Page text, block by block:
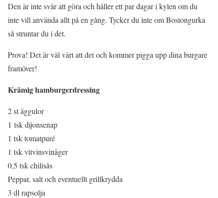
Den är inte svår att göra och håller ett par dagar i kylen om du
inte vill använda allt på en gång. Tycker du inte om Bostongurka
så struntar du i det.
Prova! Det är väl värt att det och kommer pigga upp dina burgare
framöver!
Krämig hamburgerdressing
2 st äggulor
1 tsk dijonsenap
1 tsk tomatpuré
1 tsk vitvinsvinäger
0,5 tsk chilisås
Peppar, salt och eventuellt grillkrydda
3 dl rapsolja